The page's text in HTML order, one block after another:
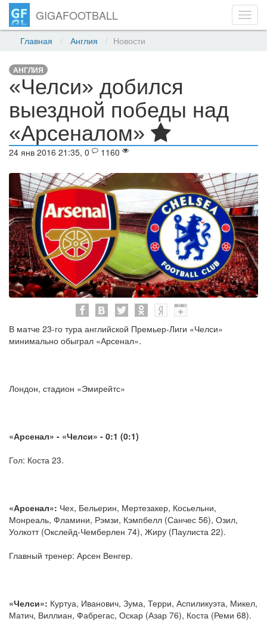
GIGAFOOTBALL
Главная Англия Новости
АНГЛИЯ
«Челси» добился
выездной победы над
«Арсеналом»
24 янв 2016 21:35, 0 1160
В матче 23-го тура английской Премьер-Лиги «Челси»
минимально обыграл «Арсенал».
Лондон, стадион «Эмирейтс»
«Арсенал» - «Челси» - 0:1 (0:1)
Гол: Коста 23.
«Арсенал»: Чех, Бельерин, Мертезакер, Косьельни,
Монреаль, Фламини, Рэмзи, Кэмпбелл (Санчес 56), Озил,
Уолкотт (Окслейд-Чемберлен 74), Жиру (Паулиста 22).
Главный тренер: Арсен Венгер.
«Челси»: Куртуа, Иванович, Зума, Терри, Аспиликуэта, Микел,
Матич, Виллиан, Фабрегас, Оскар (Азар 76), Коста (Реми 68).